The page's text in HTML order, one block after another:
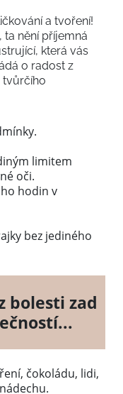
a tvoření!
ta nění příjemná
která vás
o radost z
tvůrčího
limitem
oči.
hodin v
bez jediného
bolesti zad
čokoládu, lidi,